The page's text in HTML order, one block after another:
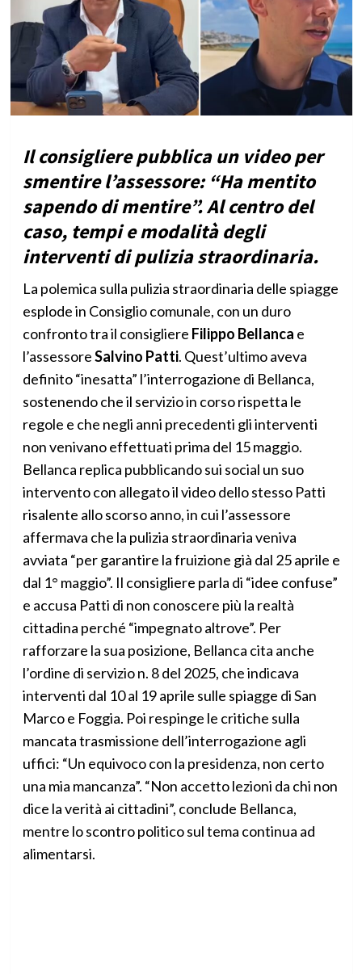
Il consigliere pubblica un video per
smentire l’assessore: “Ha mentito
sapendo di mentire”. Al centro del
caso, tempi e modalità degli
interventi di pulizia straordinaria.
La polemica sulla pulizia straordinaria delle spiagge
esplode in Consiglio comunale, con un duro
confronto tra il consigliere Filippo Bellanca e
l’assessoreSalvino Patti. Quest’ultimo aveva
definito “inesatta” l’interrogazione di Bellanca,
sostenendo che il servizio in corso rispetta le
regole e che negli anni precedenti gli interventi
non venivano effettuati prima del 15 maggio.
Bellanca replica pubblicando sui social un suo
intervento con allegato il video dello stesso Patti
risalente allo scorso anno, in cui l’assessore
affermava che la pulizia straordinaria veniva
avviata “per garantire la fruizione già dal 25 aprile e
dal 1° maggio”. Il consigliere parla di “idee confuse”
e accusa Patti di non conoscere più la realtà
cittadina perché “impegnato altrove”. Per
rafforzare la sua posizione, Bellanca cita anche
l’ordine di servizio n. 8 del 2025, che indicava
interventi dal 10 al 19 aprile sulle spiagge di San
Marco e Foggia. Poi respinge le critiche sulla
mancata trasmissione dell’interrogazione agli
uffici: “Un equivoco con la presidenza, non certo
una mia mancanza”. “Non accetto lezioni da chi non
dice la verità ai cittadini”, conclude Bellanca,
mentre lo scontro politico sul tema continua ad
alimentarsi.